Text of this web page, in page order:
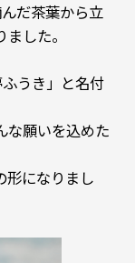
だ茶葉から立
した。
うき」と名付
な願いを込めた
形になりまし